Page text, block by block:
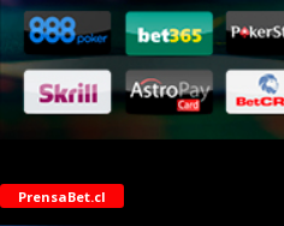
PrensaBet.cl